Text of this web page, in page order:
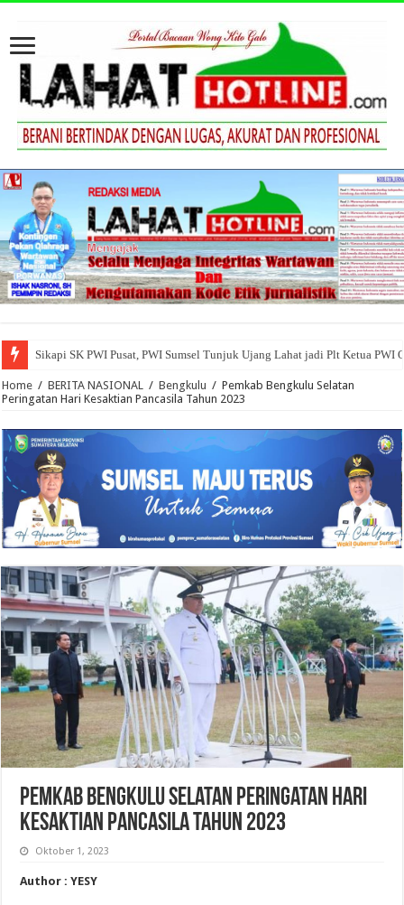
Sikapi SK PWI Pusat, PWI Sumsel Tunjuk Ujang Lahat jadi Plt Ketua PWI
Home / BERITA NASIONAL / Bengkulu / Pemkab Bengkulu Selatan
Peringatan Hari Kesaktian Pancasila Tahun 2023
Pemkab Bengkulu Selatan Peringatan Hari
Kesaktian Pancasila Tahun 2023
Oktober 1, 2023
Author : YESY